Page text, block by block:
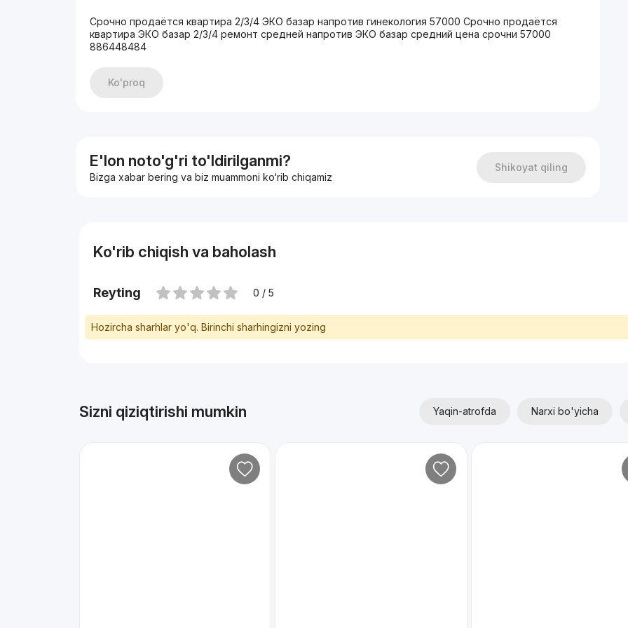
Срочно продаётся квартира 2/3/4 ЭКО базар напротив гинекология 57000 Срочно продаётся
квартира ЭКО базар 2/3/4 ремонт средней напротив ЭКО базар средний цена срочни 57000
886448484
Ko'proq
E'lon noto'g'ri to'ldirilganmi?
Bizga xabar bering va biz muammoni ko‘rib chiqamiz
Shikoyat qiling
Ko'rib chiqish va baholash
Reyting 0 / 5
Hozircha sharhlar yo'q. Birinchi sharhingizni yozing
Sizni qiziqtirishi mumkin Yaqin-atrofda Narxi bo'yicha